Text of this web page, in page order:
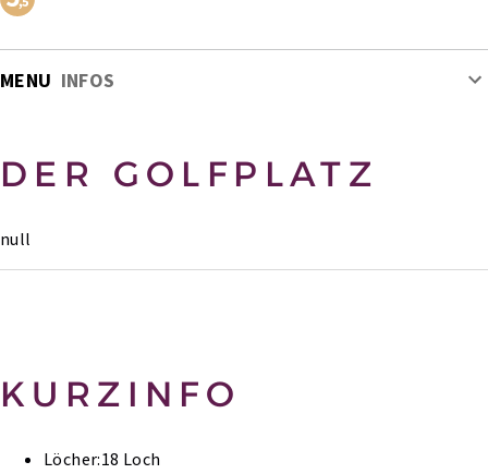
MENU INFOS
DER GOLFPLATZ
null
KURZINFO
Löcher:18 Loch